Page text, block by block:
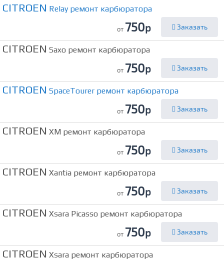
CITROEN Relay ремонт карбюратора
от 750р Заказать
CITROEN Saxo ремонт карбюратора
от 750р Заказать
CITROEN SpaceTourer ремонт карбюратора
от 750р Заказать
CITROEN XM ремонт карбюратора
от 750р Заказать
CITROEN Xantia ремонт карбюратора
от 750р Заказать
CITROEN Xsara Picasso ремонт карбюратора
от 750р Заказать
CITROEN Xsara ремонт карбюратора